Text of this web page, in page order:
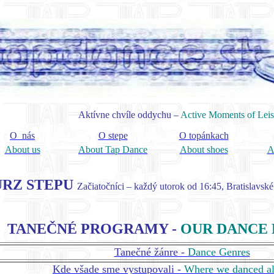
Aktívne chvíle oddychu – Active Moments of
O nás
O stepe
O topánkach
About us
About Tap Dance About shoes
STEPU Začiatočníci – každý utorok od 16:45,
TANEČNÉ PROGRAMY - OUR DANCE
Tanečné žánre - Dance Genres
Kde všade sme vystupovali - Where we danced